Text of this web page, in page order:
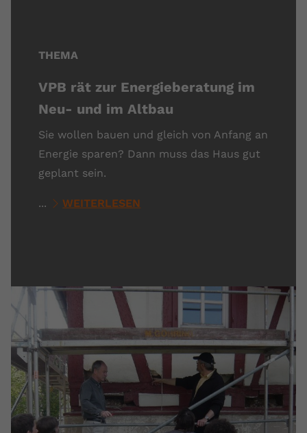
THEMA
VPB rät zur Energieberatung im
Neu- und im Altbau
Sie wollen bauen und gleich von Anfang an
Energie sparen? Dann muss das Haus gut
geplant sein.
... WEITERLESEN